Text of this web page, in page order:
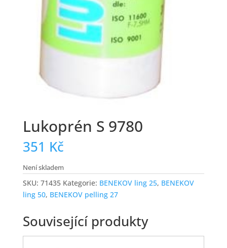
Lukoprén S 9780
351 Kč
Není skladem
SKU: 71435 Kategorie: BENEKOV ling 25, BENEKOV
ling 50, BENEKOV pelling 27
Související produkty